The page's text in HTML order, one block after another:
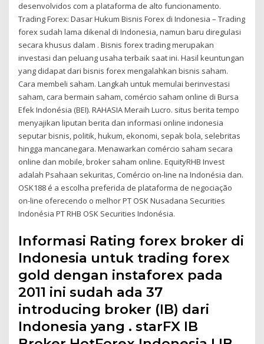
desenvolvidos com a plataforma de alto funcionamento.
Trading Forex: Dasar Hukum Bisnis Forex di Indonesia – Trading
forex sudah lama dikenal di Indonesia, namun baru diregulasi
secara khusus dalam . Bisnis forex trading merupakan
investasi dan peluang usaha terbaik saat ini. Hasil keuntungan
yang didapat dari bisnis forex mengalahkan bisnis saham.
Cara membeli saham. Langkah untuk memulai berinvestasi
saham, cara bermain saham, comércio saham online di Bursa
Efek Indonésia (BEI). RAHASIA Meraih Lucro. situs berita tempo
menyajikan liputan berita dan informasi online indonesia
seputar bisnis, politik, hukum, ekonomi, sepak bola, selebritas
hingga mancanegara. Menawarkan comércio saham secara
online dan mobile, broker saham online. EquityRHB Invest
adalah Psahaan sekuritas, Comércio on-line na Indonésia dan.
OSK188 é a escolha preferida de plataforma de negociação
on-line oferecendo o melhor PT OSK Nusadana Securities
Indonésia PT RHB OSK Securities Indonésia.
Informasi Rating forex broker di
Indonesia untuk trading forex
gold dengan instaforex pada
2011 ini sudah ada 37
introducing broker (IB) dari
Indonesia yang . starFX IB